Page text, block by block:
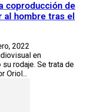
coproducción de
hombre tras el
2022
en
rodaje. Se trata de
Oriol...